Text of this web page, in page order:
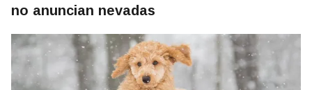
no anuncian nevadas